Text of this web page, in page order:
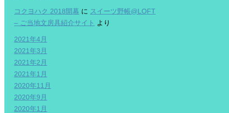
コクヨハク 2018開幕 に スイーツ野帳@LOFT
– ご当地文房具紹介サイト より
2021年4月
2021年3月
2021年2月
2021年1月
2020年11月
2020年9月
2020年1月